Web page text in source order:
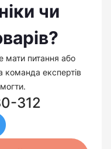
чи
питання або
команда експертів
312